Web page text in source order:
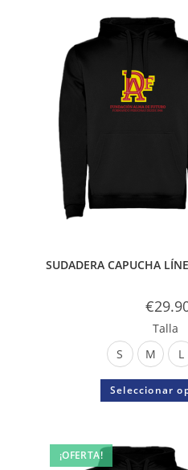
SUDADERA CAPUCHA
€
Talla
S
M L
Seleccionar
¡OFERTA!